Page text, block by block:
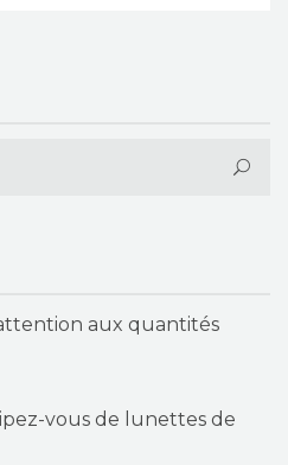
aux quantités
vous de lunettes de